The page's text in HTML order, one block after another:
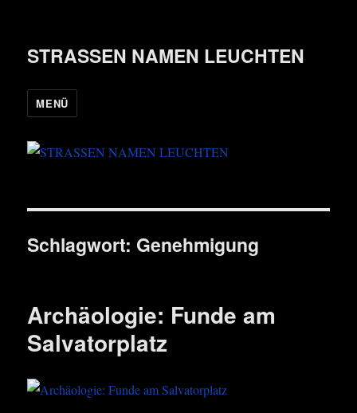
STRASSEN NAMEN LEUCHTEN
MENÜ
Schlagwort: Genehmigung
Archäologie: Funde am
Salvatorplatz